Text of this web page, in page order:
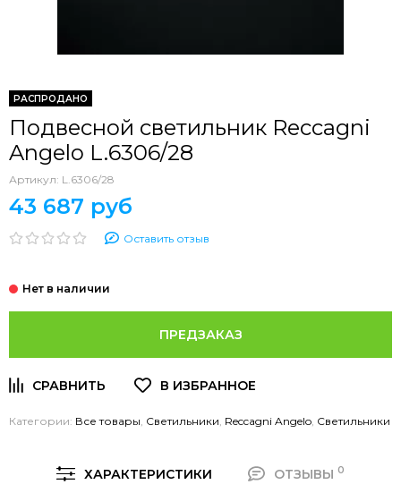
РАСПРОДАНО
Подвесной светильник Reccagni
Angelo L.6306/28
Артикул: L.6306/28
43 687 руб
Оставить отзыв
ПРЕДЗАКАЗ
Категории: Все товары Светильники Reccagni Angelo Светильники
ХАРАКТЕРИСТИКИ ОТЗЫВЫ 0